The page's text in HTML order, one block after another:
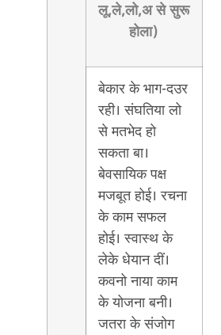
लू,ले,लो,अ से सुरू
होला)
बेकार के भाग-दउर
रही। संघतिया लो
से मतभेद हो
सकता बा।
बेवसायिक पक्ष
मजबूत होई। रचना
के काम सफल
होई। स्वास्थ के
लेके धेयान दीं।
कवनो नाया काम
के योजना बनी।
जतरा के संजोग